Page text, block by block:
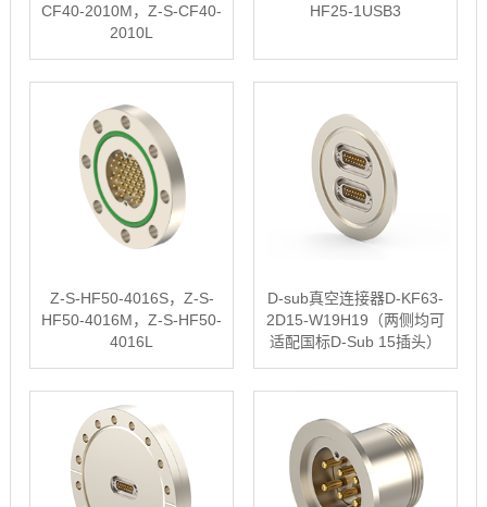
CF40-2010M，Z-S-CF40-
2010L
HF25-1USB3
Z-S-HF50-4016S，Z-S-
HF50-4016M，Z-S-HF50-
4016L
D-sub真空连接器D-KF63-
2D15-W19H19（两侧均可
适配国标D-Sub 15插头）